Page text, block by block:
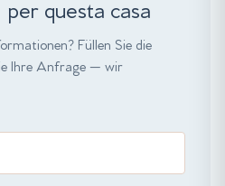
per questa casa
Füllen Sie die
Ihre Anfrage — wir